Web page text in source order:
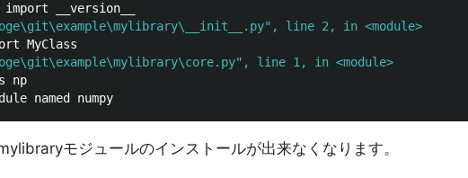
line 2, in <module>
line 1, in <module>
np
モジュールのインストールが出来なくなります。